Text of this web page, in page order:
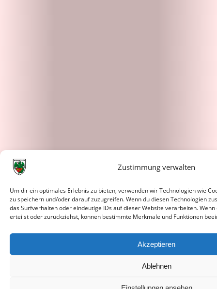
Zustimmung verwalten
Um dir ein optimales Erlebnis zu bieten, verwenden wir Technologien wie
zu speichern und/oder darauf zuzugreifen. Wenn du diesen Technologien
das Surfverhalten oder eindeutige IDs auf dieser Website verarbeiten.
erteilst oder zurückziehst, können bestimmte Merkmale und Funktionen
Akzeptieren
Ablehnen